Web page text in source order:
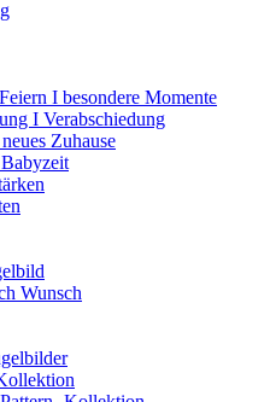
I besondere Momente
I Verabschiedung
Zuhause
Wunsch